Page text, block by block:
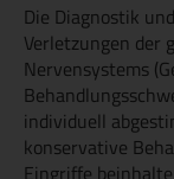
Die Diagnostik
Verletzungen der
Nervensystems
individuell
konservative
Eingriffe